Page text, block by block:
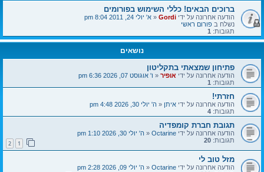
ברוכים הבאים! כללי השימוש בפורומים
הודעה אחרונה על ידי Gordi
«א' יולי 24, 2011 8:04 pm
נשלח בפורום ראשי
תגובות: 1
נושאים
פתיחון שמצאתי בתקליטון
הודעה אחרונה על ידי אופיר«ו' אוגוסט 07, 2026 6:36 pm
תגובות: 1
חזרתי!
הודעה אחרונה על ידי איתן«ה' יולי 30, 2026 4:48 pm
תגובות: 4
תגובת חברת קומפדיה
הודעה אחרונה על ידי Octarine
«ה' יולי 30, 2026 1:10 pm
תגובות: 20
2
מזל טוב לי
הודעה אחרונה על ידי Octarine
«ה' יולי 09, 2026 2:28 pm